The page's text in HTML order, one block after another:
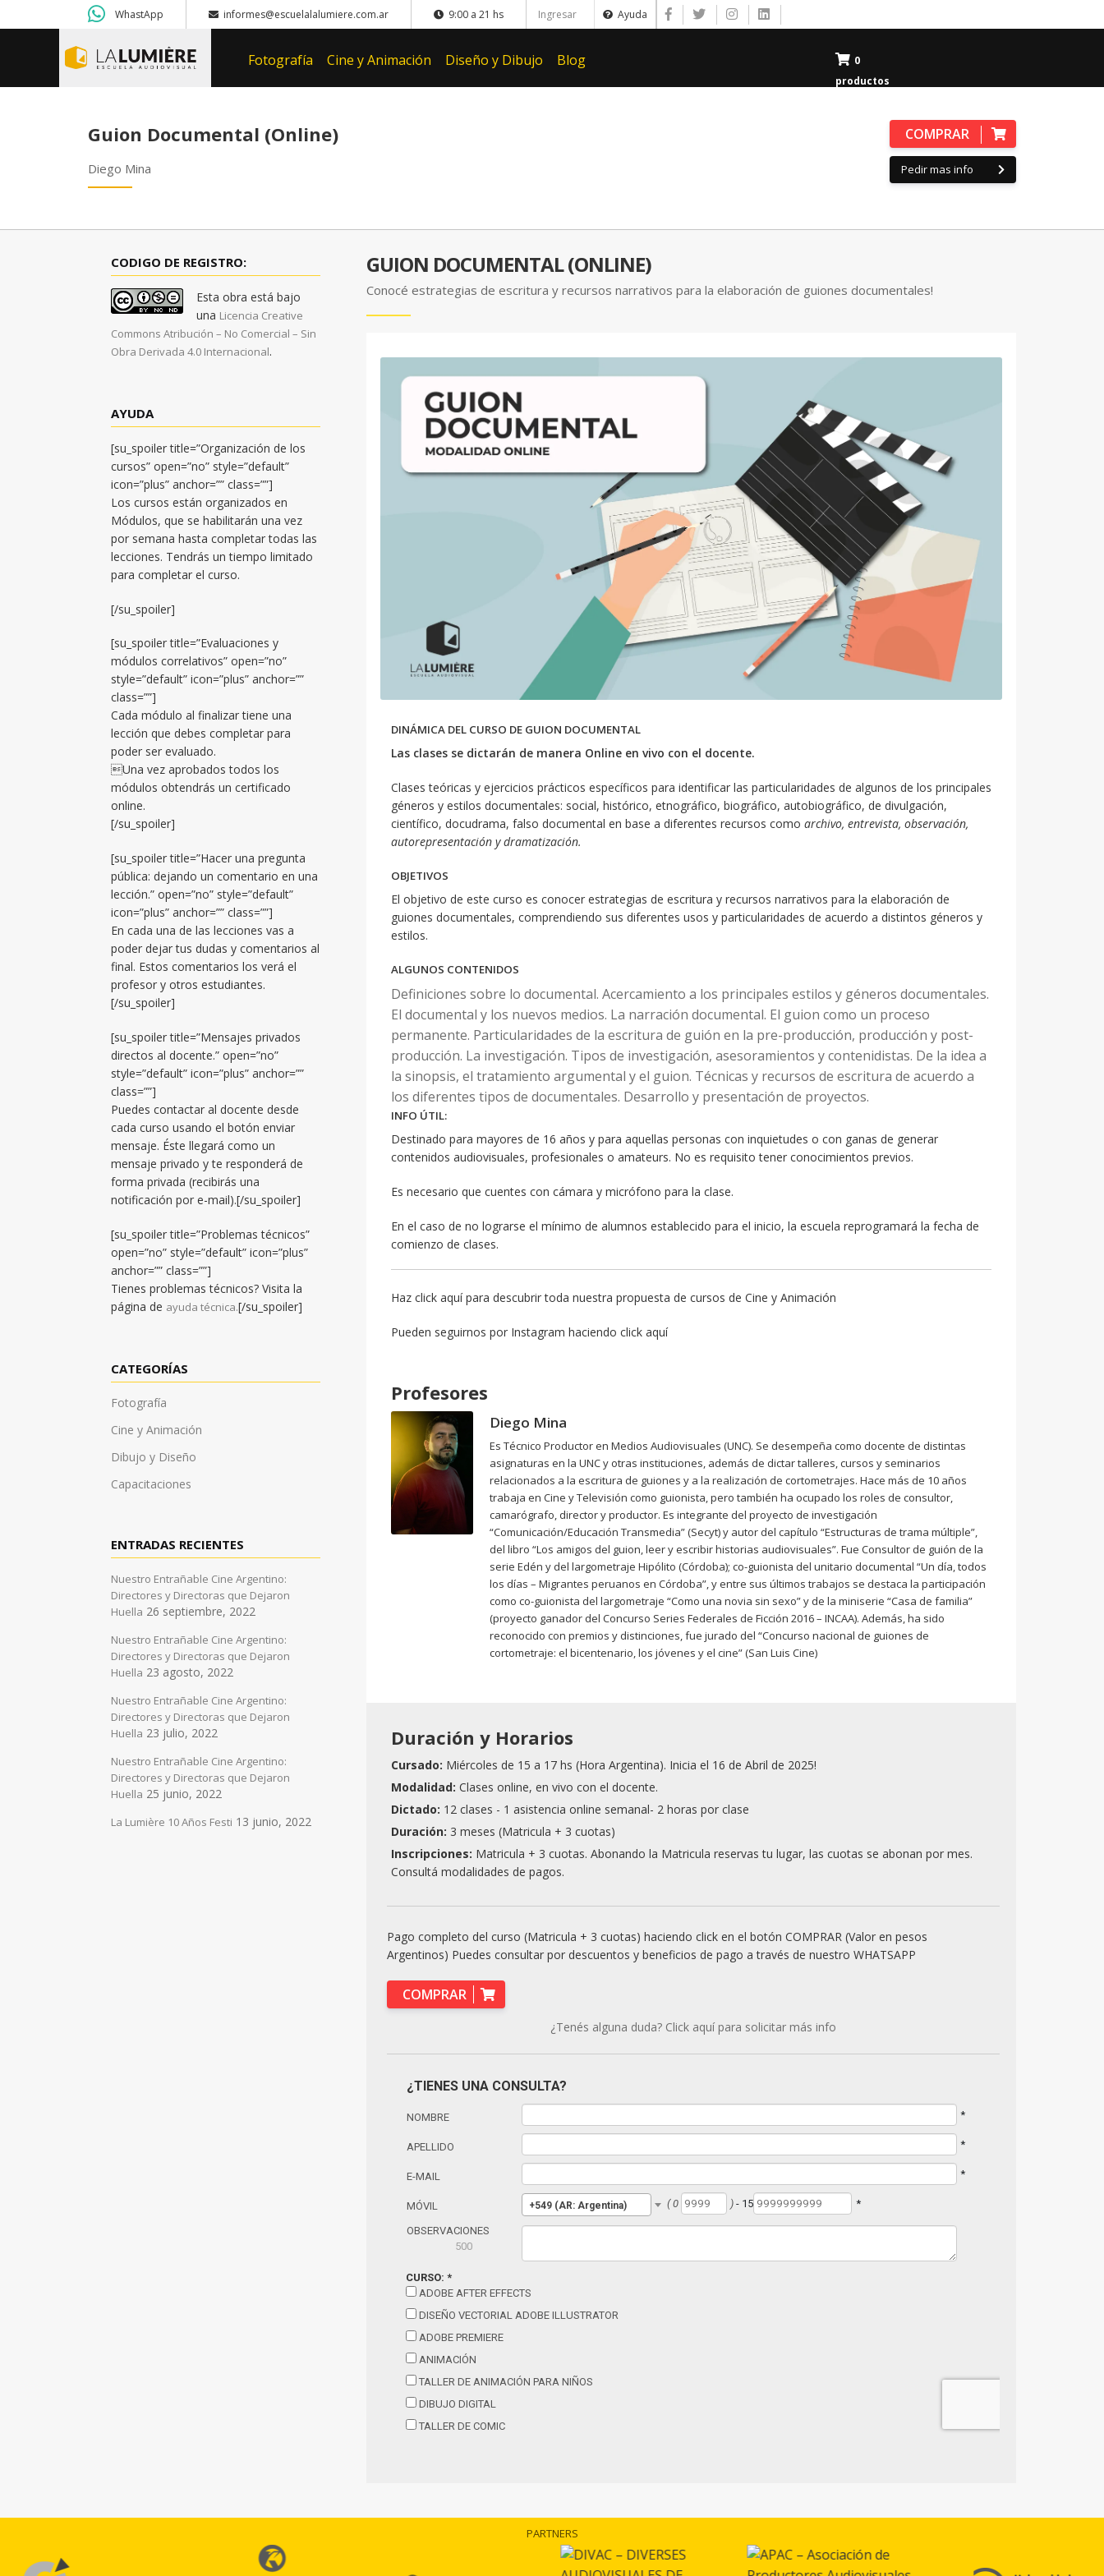
WhastApp informes@escuelalalumiere.com.ar 9:00 a 21 hs Ingresar Ayuda
Fotografía Cine y Animación Diseño y Dibujo Blog
0
productos
Guion Documental (Online)
Diego Mina
COMPRAR
Pedir mas info
GUION DOCUMENTAL (ONLINE)
Conocé estrategias de escritura y recursos narrativos para la elaboración de guiones documentales!
DINÁMICA DEL CURSO DE GUION DOCUMENTAL
Las clases se dictarán de manera Online en vivo con el docente.
Clases teóricas y ejercicios prácticos específicos para identificar las particularidades de algunos de los principales
géneros y estilos documentales: social, histórico, etnográfico, biográfico, autobiográfico, de divulgación,
científico, docudrama, falso documental en base a diferentes recursos como archivo, entrevista, observación,
autorepresentación y dramatización.
OBJETIVOS
El objetivo de este curso es conocer estrategias de escritura y recursos narrativos para la elaboración de
guiones documentales, comprendiendo sus diferentes usos y particularidades de acuerdo a distintos géneros y
estilos.
ALGUNOS CONTENIDOS
Definiciones sobre lo documental. Acercamiento a los principales estilos y géneros documentales.
El documental y los nuevos medios. La narración documental. El guion como un proceso
permanente. Particularidades de la escritura de guión en la pre-producción, producción y post-
producción. La investigación. Tipos de investigación, asesoramientos y contenidistas. De la idea a
la sinopsis, el tratamiento argumental y el guion. Técnicas y recursos de escritura de acuerdo a
los diferentes tipos de documentales. Desarrollo y presentación de proyectos.
INFO ÚTIL:
Destinado para mayores de 16 años y para aquellas personas con inquietudes o con ganas de generar
contenidos audiovisuales, profesionales o amateurs. No es requisito tener conocimientos previos.
Es necesario que cuentes con cámara y micrófono para la clase.
En el caso de no lograrse el mínimo de alumnos establecido para el inicio, la escuela reprogramará la fecha de
comienzo de clases.
Haz click aquípara descubrir toda nuestra propuesta de cursos de Cine y Animación
Pueden seguirnos por Instagram haciendo click aquí
Profesores
Diego Mina
Es Técnico Productor en Medios Audiovisuales (UNC). Se desempeña como docente de distintas
asignaturas en la UNC y otras instituciones, además de dictar talleres, cursos y seminarios
relacionados a la escritura de guiones y a la realización de cortometrajes. Hace más de 10 años
trabaja en Cine y Televisión como guionista, pero también ha ocupado los roles de consultor,
camarógrafo, director y productor. Es integrante del proyecto de investigación
“Comunicación/Educación Transmedia” (Secyt) y autor del capítulo “Estructuras de trama múltiple”,
del libro “Los amigos del guion, leer y escribir historias audiovisuales”. Fue Consultor de guión de la
serie Edén y del largometraje Hipólito (Córdoba); co-guionista del unitario documental “Un día, todos
los días – Migrantes peruanos en Córdoba”, y entre sus últimos trabajos se destaca la participación
como co-guionista del largometraje “Como una novia sin sexo” y de la miniserie “Casa de familia”
(proyecto ganador del Concurso Series Federales de Ficción 2016 – INCAA). Además, ha sido
reconocido con premios y distinciones, fue jurado del “Concurso nacional de guiones de
cortometraje: el bicentenario, los jóvenes y el cine” (San Luis Cine)
Duración y Horarios
Cursado: Miércoles de 15 a 17 hs (Hora Argentina). Inicia el 16 de Abril de 2025!
Modalidad: Clases online, en vivo con el docente.
Dictado: 12 clases - 1 asistencia online semanal- 2 horas por clase
Duración: 3 meses (Matricula + 3 cuotas)
Inscripciones: Matricula + 3 cuotas. Abonando la Matricula reservas tu lugar, las cuotas se abonan por mes.
Consultá modalidades de pagos.
Pago completo del curso (Matricula + 3 cuotas) haciendo click en el botón COMPRAR (Valor en pesos
Argentinos) Puedes consultar por descuentos y beneficios de pago a través de nuestro WHATSAPP
COMPRAR
¿Tenés alguna duda? Click aquí para solicitar más info
CODIGO DE REGISTRO:
Esta obra está bajo
una Licencia Creative
Commons Atribución – No Comercial – Sin
Obra Derivada 4.0 Internacional.
AYUDA
[su_spoiler title=”Organización de los
cursos” open=”no” style=”default”
icon=”plus” anchor=”” class=””]
Los cursos están organizados en
Módulos, que se habilitarán una vez
por semana hasta completar todas las
lecciones. Tendrás un tiempo limitado
para completar el curso.
[/su_spoiler]
[su_spoiler title=”Evaluaciones y
módulos correlativos” open=”no”
style=”default” icon=”plus” anchor=””
class=””]
Cada módulo al finalizar tiene una
lección que debes completar para
poder ser evaluado.
Una vez aprobados todos los
módulos obtendrás un certificado
online.
[/su_spoiler]
[su_spoiler title=”Hacer una pregunta
pública: dejando un comentario en una
lección.” open=”no” style=”default”
icon=”plus” anchor=”” class=””]
En cada una de las lecciones vas a
poder dejar tus dudas y comentarios al
final. Estos comentarios los verá el
profesor y otros estudiantes.
[/su_spoiler]
[su_spoiler title=”Mensajes privados
directos al docente.” open=”no”
style=”default” icon=”plus” anchor=””
class=””]
Puedes contactar al docente desde
cada curso usando el botón enviar
mensaje. Éste llegará como un
mensaje privado y te responderá de
forma privada (recibirás una
notificación por e-mail).[/su_spoiler]
[su_spoiler title=”Problemas técnicos”
open=”no” style=”default” icon=”plus”
anchor=”” class=””]
Tienes problemas técnicos? Visita la
página de ayuda técnica.[/su_spoiler]
CATEGORÍAS
Fotografía
Cine y Animación
Dibujo y Diseño
Capacitaciones
ENTRADAS RECIENTES
Nuestro Entrañable Cine Argentino:
Directores y Directoras que Dejaron
Huella 26 septiembre, 2022
Nuestro Entrañable Cine Argentino:
Directores y Directoras que Dejaron
Huella 23 agosto, 2022
Nuestro Entrañable Cine Argentino:
Directores y Directoras que Dejaron
Huella 23 julio, 2022
Nuestro Entrañable Cine Argentino:
Directores y Directoras que Dejaron
Huella 25 junio, 2022
La Lumière 10 Años Festi 13 junio, 2022
PARTNERS